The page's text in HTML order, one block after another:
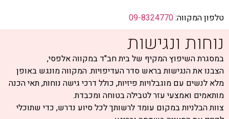
טלפון המקווה:09-8324770
נוחות ונגישות
במסגרת השיפוץ המקיף של בית חב"ד במקווה אלפסי,
הצבנו את הנגישות בראש סדר העדיפויות. המקווה מונגש באופן
מלא לנשים עם מוגבלויות פיזיות, כולל דרכי גישה נוחות, תאי הכנה
מותאמים ואמצעי עזר לטבילה בטוחה ומכבדת.
צוות הבלניות במקום עומד לרשותך לכל סיוע נדרש, כדי שתוכלי